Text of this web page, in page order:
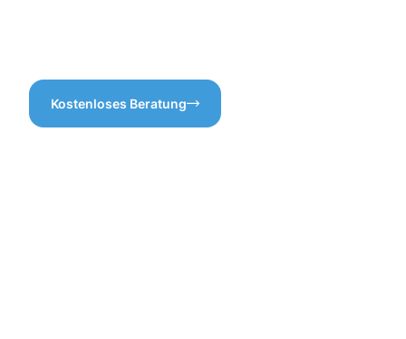
Kostenloses Beratung